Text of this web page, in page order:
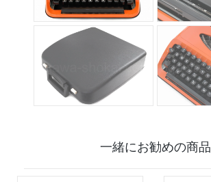
一緒にお勧めの商品